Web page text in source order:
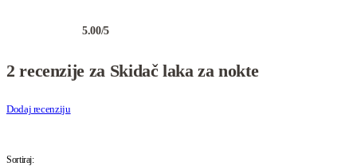
5.00/5
2 recenzije za Skidač laka za nokte
Dodaj recenziju
Sortiraj: